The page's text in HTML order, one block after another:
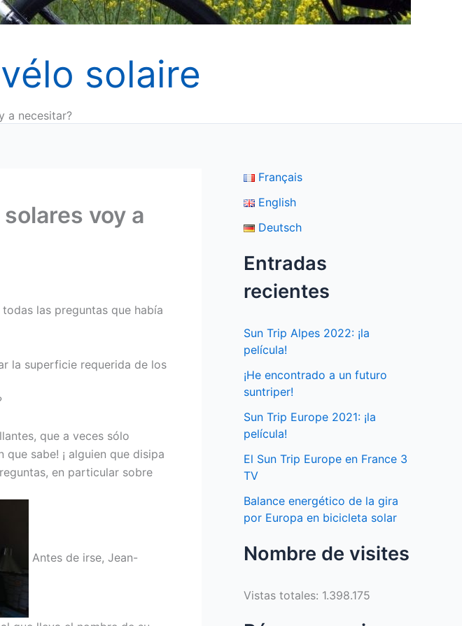
solaire
a necesitar?
voy a
las preguntas que había
la superficie requerida de los
que a veces sólo
sabe! ¡ alguien que disipa
en particular sobre
Antes de irse, Jean-
Français
English
Deutsch
Entradas
recientes
Sun Trip Alpes 2022: ¡la
película!
¡He encontrado a un futuro
suntriper!
Sun Trip Europe 2021: ¡la
película!
El Sun Trip Europe en France 3
TV
Balance energético de la gira
por Europa en bicicleta solar
Nombre de visites
Vistas totales: 1.398.175